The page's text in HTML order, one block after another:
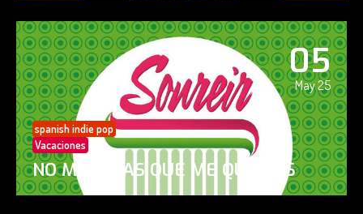
05
May 25
spanish indie pop
Vacaciones
NO ME DIGAS QUE ME QUIERES